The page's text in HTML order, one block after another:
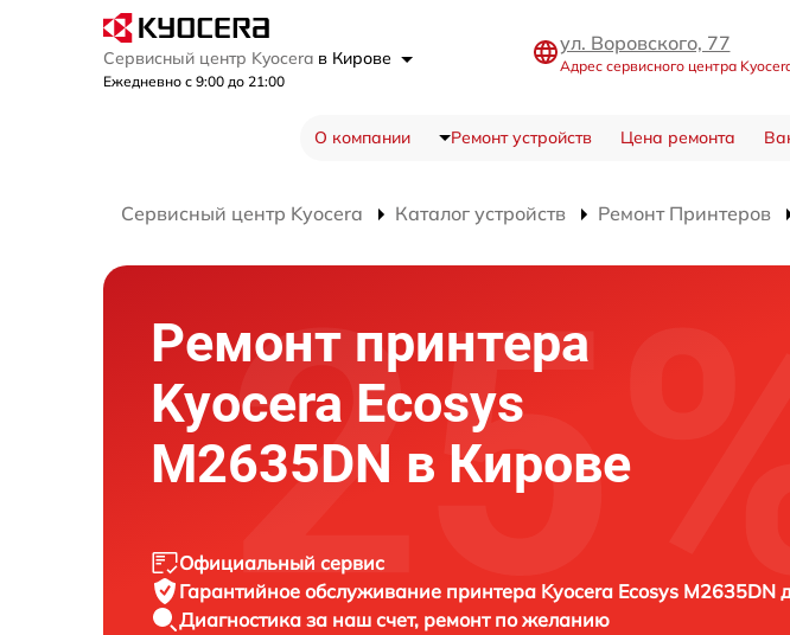
Сервисный центр Kyocera в Кирове
Ежедневно с 9:00 до 21:00
ул. Воровского, 77
Адрес сервисного центра
О компании Ремонт устройств Цена ремонта
Сервисный центр Kyocera Каталог устройств Ремонт Принтеров
Ремонт принтера
Kyocera Ecosys
M2635DN в Кирове
Официальный сервис
Гарантийное обслуживание принтера Kyocera Ecosys M2635DN
Диагностика за наш счет, ремонт по желанию